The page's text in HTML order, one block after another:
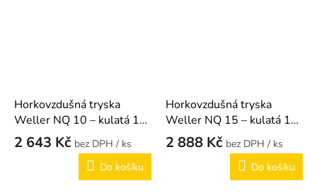
Horkovzdušná tryska
Weller NQ 10 – kulatá 10
mm
2 643 Kč
/ ks
Do košíku
Horkovzdušná tryska
Weller NQ 15 – kulatá 15
mm
2 888 Kč
/ ks
Do košíku